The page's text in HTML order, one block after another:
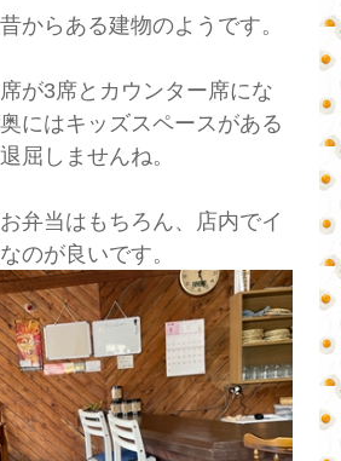
からある建物のようです。
が3席とカウンター席にな
にはキッズスペースがある
屈しませんね。
弁当はもちろん、店内でイ
のが良いです。